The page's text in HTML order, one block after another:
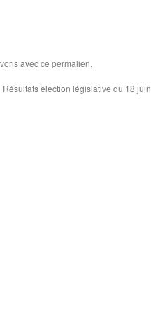
avecce permalien.
Résultats élection législative du 18 juin